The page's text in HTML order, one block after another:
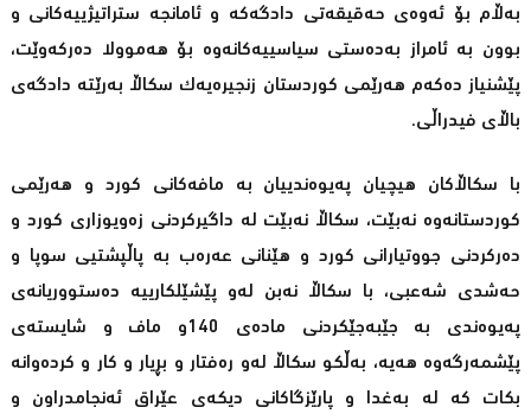
بەڵام بۆ ئەوەی حەقیقەتی دادگەکە و ئامانجە ستراتیژییەکانی و
بوون بە ئامراز بەدەستی سیاسییەکانەوە بۆ هەموولا دەرکەوێت،
پێشنیاز دەکەم هەرێمی کوردستان زنجیرەیەک سکاڵا بەرێتە دادگەی
باڵای فیدراڵی.
با سکاڵاکان هیچیان پەیوەندییان بە مافەکانی کورد و هەرێمی
کوردستانەوە نەبێت، سکاڵا نەبێت لە داگیرکردنی زەویوزاری کورد و
دەرکردنی جووتیارانی کورد و هێنانی عەرەب بە پاڵپشتیی سوپا و
حەشدی شەعبی، با سکاڵا نەبن لەو پێشێلکارییە دەستووریانەی
پەیوەندی بە جێبەجێکردنی مادەی 140و ماف و شایستەی
پێشمەرگەوە هەیە، بەڵکو سکاڵا لەو رەفتار و بڕیار و کار و کردەوانە
بکات کە لە بەغدا و پارێزگاکانی دیکەی عێراق ئەنجامدراون و